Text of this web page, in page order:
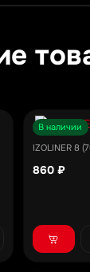
В наличии
IZOLINER 8
860 ₽